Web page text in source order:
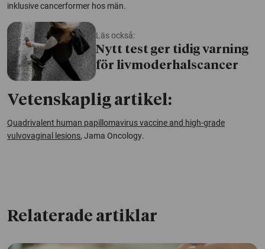
inklusive cancerformer hos män.
Läs också:
Nytt test ger tidig varning
för livmoderhalscancer
Vetenskaplig artikel:
Quadrivalent human papillomavirus vaccine and high-grade
vulvovaginal lesions, Jama Oncology.
Relaterade artiklar